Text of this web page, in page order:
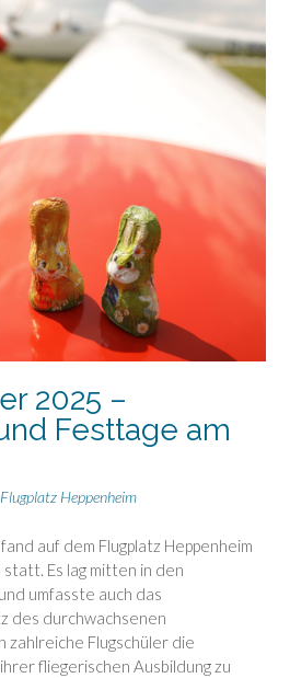
2025 –
Festtage am
Flugplatz Heppenheim
auf dem Flugplatz Heppenheim
Es lag mitten in den
umfasste auch das
des durchwachsenen
Flugschüler die
fliegerischen Ausbildung zu